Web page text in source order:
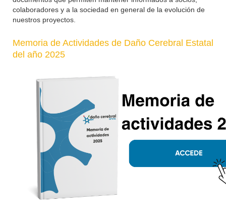
colaboradores y a la sociedad en general de la evolución de
nuestros proyectos.
Memoria de Actividades de Daño Cerebral Estatal
del año 2025